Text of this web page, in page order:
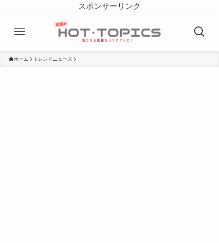
スポンサーリンク
ホーム トレンドニュース